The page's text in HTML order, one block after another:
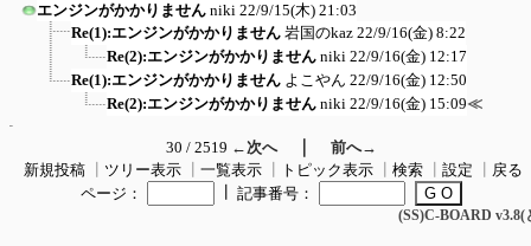
エンジンがかかりません niki 22/9/15(木) 21:03
Re(1):エンジンがかかりません 岩国のkaz 22/9/16(金) 8:22
Re(2):エンジンがかかりません niki 22/9/16(金) 12:17
Re(1):エンジンがかかりません よこやん 22/9/16(金) 12:50
Re(2):エンジンがかかりません niki 22/9/16(金) 15:09≪
30 / 2519 ←次へ｜ 前へ→
新規投稿
ツリー表示 一覧表示 トピック表示 検索 設定
戻る
ページ：
記事番号：
(SS)C-BOARD v3.8(